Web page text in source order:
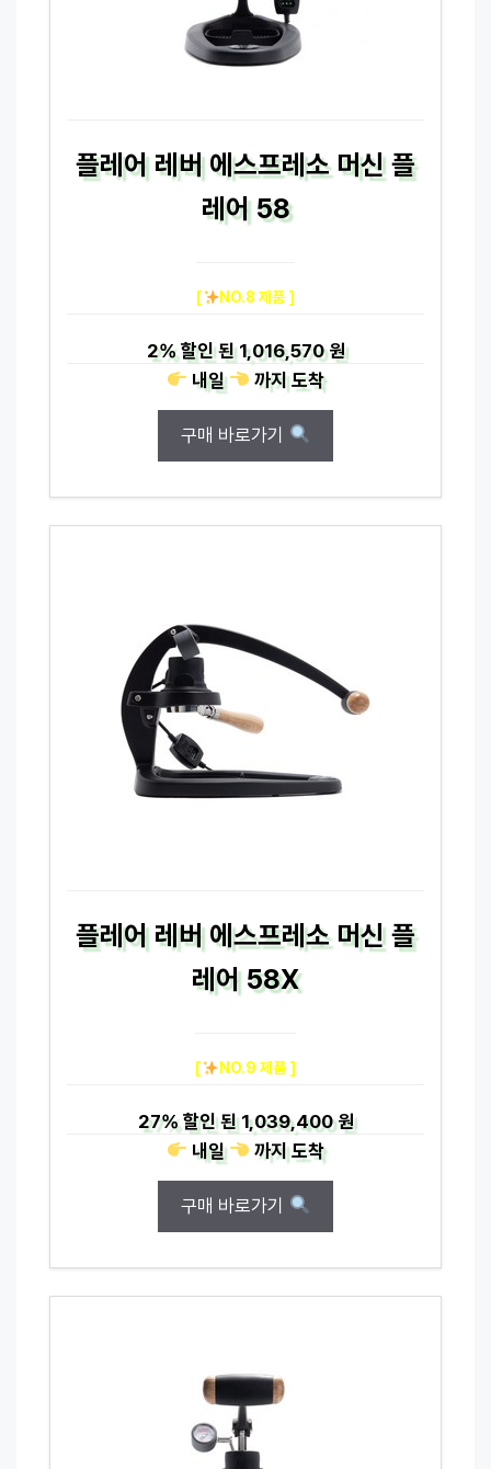
플레어 레버 에스프레소 머신 플
레어 58
[ NO.8 제품 ]
2%할인 된1,016,570 원
내일
까지도착
구매 바로가기
플레어 레버 에스프레소 머신 플
레어 58X
[ NO.9 제품 ]
27%할인 된1,039,400 원
내일
까지도착
구매 바로가기